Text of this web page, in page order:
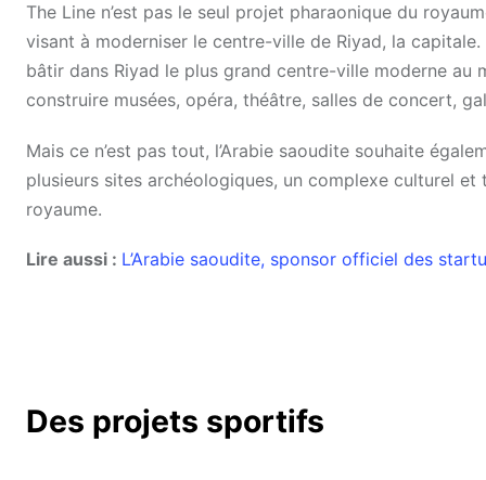
The Line n’est pas le seul projet pharaonique du
visant à moderniser le centre-ville de Riyad, la
bâtir dans Riyad le plus grand centre-ville moderne au
construire musées, opéra, théâtre, salles de concert,
Mais ce n’est pas tout, l’Arabie saoudite souhaite
plusieurs sites archéologiques, un complexe culturel
royaume.
Lire aussi : L’Arabie saoudite, sponsor officiel des
Des projets sportifs